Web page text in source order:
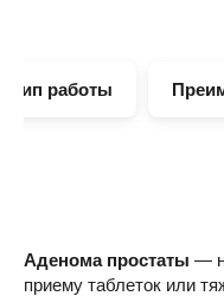
работы
Аденома простаты —
приему таблеток или